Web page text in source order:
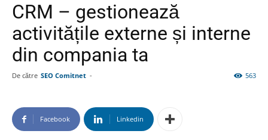
CRM – gestionează
activitățile externe și interne
din compania ta
De către SEO Comitnet - 563
Facebook Linkedin